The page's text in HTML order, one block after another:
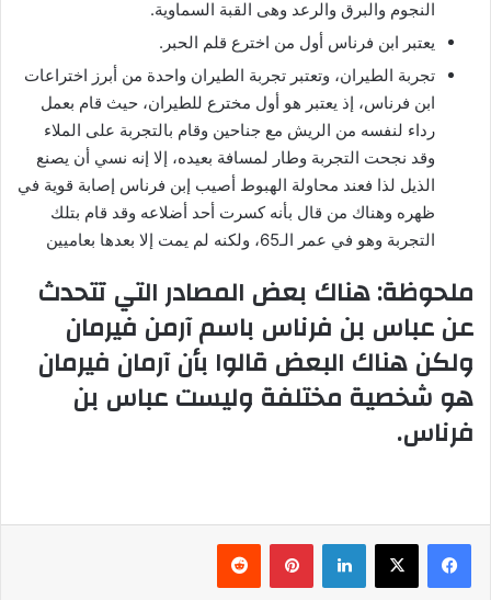
النجوم والبرق والرعد وهى القبة السماوية.
يعتبر ابن فرناس أول من اخترع قلم الحبر.
تجربة الطيران، وتعتبر تجربة الطيران واحدة من أبرز اختراعات
ابن فرناس، إذ يعتبر هو أول مخترع للطيران، حيث قام بعمل
رداء لنفسه من الريش مع جناحين وقام بالتجربة على الملاء
وقد نجحت التجربة وطار لمسافة بعيده، إلا إنه نسي أن يصنع
الذيل لذا فعند محاولة الهبوط أصيب إبن فرناس إصابة قوية في
ظهره وهناك من قال بأنه كسرت أحد أضلاعه وقد قام بتلك
التجربة وهو في عمر الـ65، ولكنه لم يمت إلا بعدها بعاميين
ملحوظة: هناك بعض المصادر التي تتحدث
عن عباس بن فرناس باسم آرمن فيرمان
ولكن هناك البعض قالوا بأن آرمان فيرمان
هو شخصية مختلفة وليست عباس بن
فرناس.
فيسبوك ‫X لينكدإن بينتيريست